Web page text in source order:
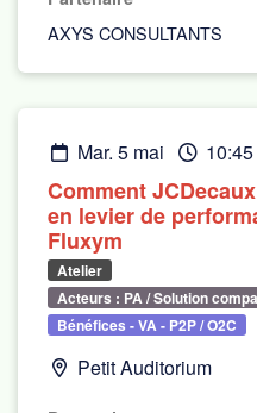
AXYS CONSULTANTS
mar. 5 mai 10:45
Comment
en levier de
Fluxym
Atelier
Acteurs : PA / Solution
Bénéfices - VA - P2P / O2C
Petit Auditorium